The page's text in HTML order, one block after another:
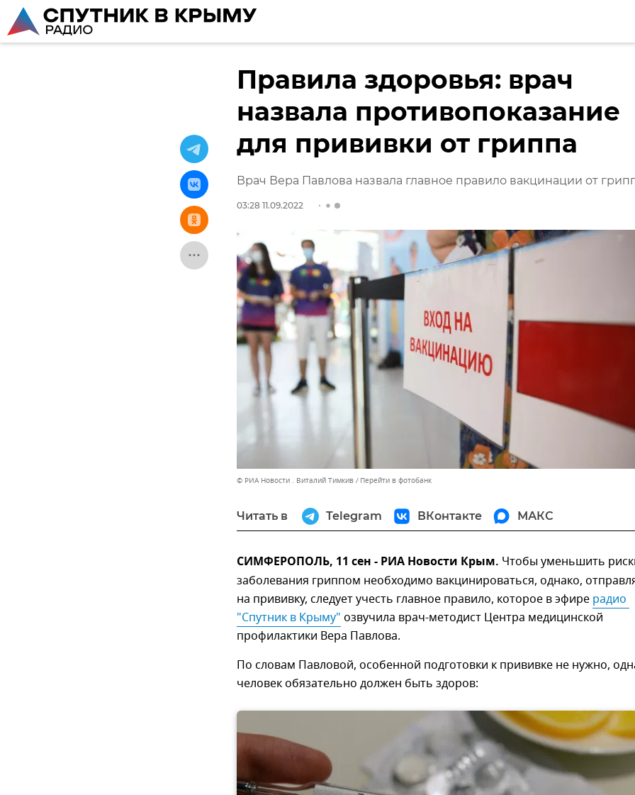
Правила здоровья: врач
назвала противопоказание
для прививки от гриппа
Врач Вера Павлова назвала главное правило вакцинации от
03:28 11.09.2022
© РИА Новости . Виталий Тимкив Перейти в фотобанк
Читать в Telegram ВКонтакте МАКС
СИМФЕРОПОЛЬ, 11 сен - РИА Новости Крым. Чтобы уменьшить
заболевания гриппом необходимо вакцинироваться, однако,
на прививку, следует учесть главное правило, которое в эфире радио
"Спутник в Крыму" озвучила врач-методист Центра медицинской
профилактики Вера Павлова.
По словам Павловой, особенной подготовки к прививке не нужно,
человек обязательно должен быть здоров: